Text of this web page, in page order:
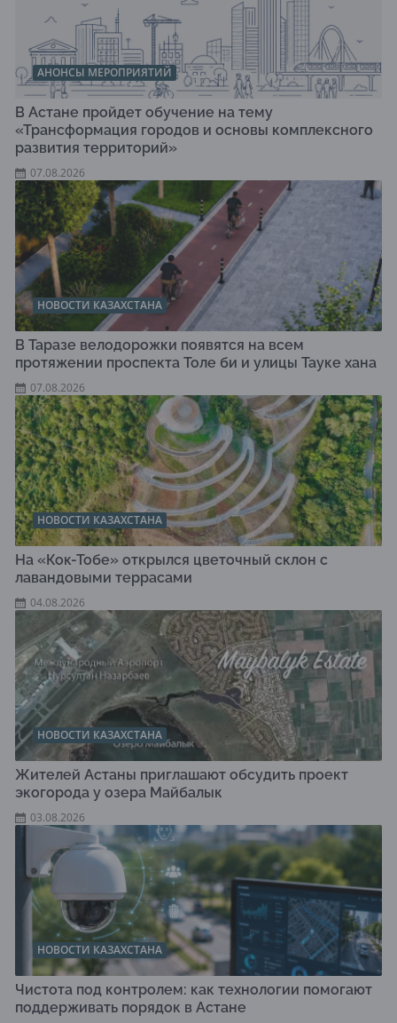
АНОНСЫ МЕРОПРИЯТИЙ
В Астане пройдет обучение на тему
«Трансформация городов и основы комплексного
развития территорий»
07.08.2026
НОВОСТИ КАЗАХСТАНА
В Таразе велодорожки появятся на всем
протяжении проспекта Толе би и улицы Тауке хана
07.08.2026
НОВОСТИ КАЗАХСТАНА
На «Кок-Тобе» открылся цветочный склон с
лавандовыми террасами
04.08.2026
НОВОСТИ КАЗАХСТАНА
Жителей Астаны приглашают обсудить проект
экогорода у озера Майбалык
03.08.2026
НОВОСТИ КАЗАХСТАНА
Чистота под контролем: как технологии помогают
поддерживать порядок в Астане